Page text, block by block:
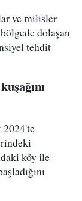
ve milisler
dolaşan
tehdit
2024'te
köy ile